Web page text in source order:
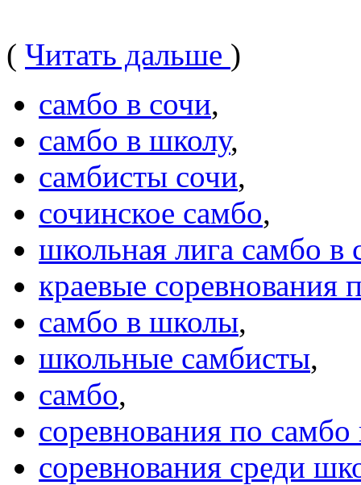
( Читать дальше )
самбо в сочи,
самбо в школу,
самбисты сочи,
сочинское самбо,
школьная лига самбо в
краевые соревнования
самбо в школы,
школьные самбисты,
самбо,
соревнования по
соревнования среди